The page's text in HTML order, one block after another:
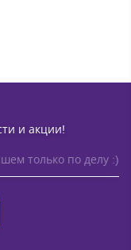
и акции!
только по делу :)